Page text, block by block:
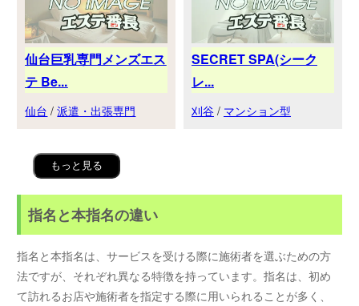
仙台巨乳専門メンズエス
テ Be...
仙台 /派遣・出張専門
SECRET SPA(シーク
レ...
刈谷 / マンション型
もっと見る
指名と本指名の違い
指名と本指名は、サービスを受ける際に施術者を選ぶための方
法ですが、それぞれ異なる特徴を持っています。指名は、初め
て訪れるお店や施術者を指定する際に用いられることが多く、